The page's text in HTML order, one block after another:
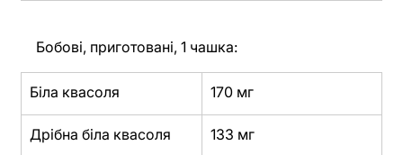
Бобові, приготовані, 1 чашка:
Біла квасоля 170 мг
Дрібна біла квасоля 133 мг